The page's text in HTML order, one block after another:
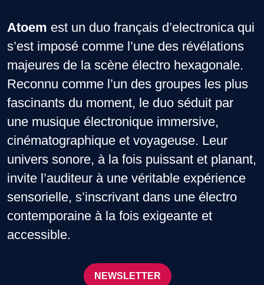
Atoem est un duo français d’electronica qui
s’est imposé comme l’une des révélations
majeures de la scène électro hexagonale.
Reconnu comme l’un des groupes les plus
fascinants du moment, le duo séduit par
une musique électronique immersive,
cinématographique et voyageuse. Leur
univers sonore, à la fois puissant et planant,
invite l’auditeur à une véritable expérience
sensorielle, s’inscrivant dans une électro
contemporaine à la fois exigeante et
accessible.
NEWSLETTER